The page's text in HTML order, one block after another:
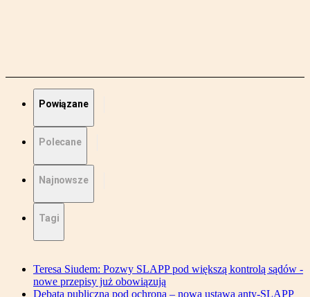
Powiązane
Polecane
Najnowsze
Tagi
Teresa Siudem: Pozwy SLAPP pod większą kontrolą sądów -
nowe przepisy już obowiązują
Debata publiczna pod ochroną – nowa ustawa anty-SLAPP